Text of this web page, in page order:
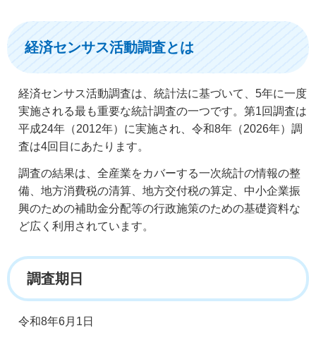
経済センサス活動調査とは
経済センサス活動調査は、統計法に基づいて、5年に一度
実施される最も重要な統計調査の一つです。第1回調査は
平成24年（2012年）に実施され、令和8年（2026年）調
査は4回目にあたります。
調査の結果は、全産業をカバーする一次統計の情報の整
備、地方消費税の清算、地方交付税の算定、中小企業振
興のための補助金分配等の行政施策のための基礎資料な
ど広く利用されています。
調査期日
令和8年6月1日